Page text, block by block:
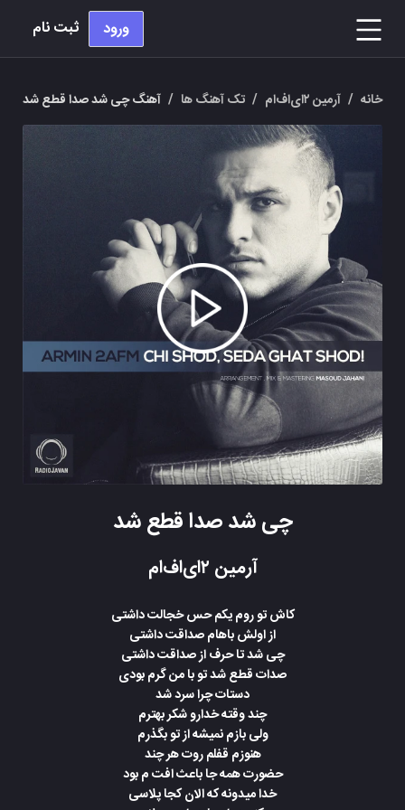
ورود ثبت نام
خانه / آرمین ۲ای‌اف‌ام / تک آهنگ ها / آهنگ چی شد صدا قطع شد
چی شد صدا قطع شد
آرمین ۲ای‌اف‌ام
کاش تو روم یکم حس خجالت داشتی
از اولش باهام صداقت داشتی
چی شد تا حرف از صداقت داشتی
صدات قطع شد تو با من گرم بودی
دستات چرا سرد شد
چند وقته خدارو شکر بهترم
ولی بازم نمیشه از تو بگذرم
هنوزم قفلم روت هر چند
حضورت همه جا باعث افت م بود
خدا میدونه که الان کجا پلاسی